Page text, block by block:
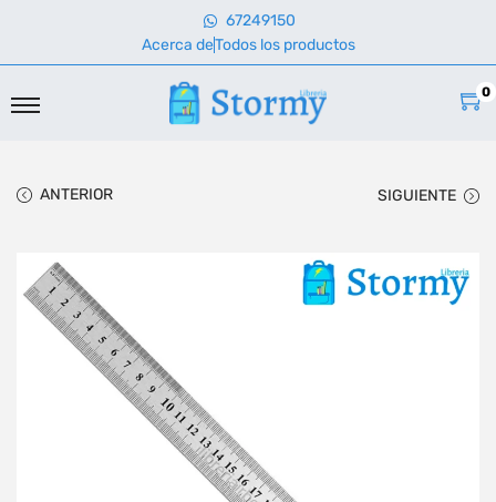
67249150
Acerca deTodos los productos
0
ANTERIOR SIGUIENTE